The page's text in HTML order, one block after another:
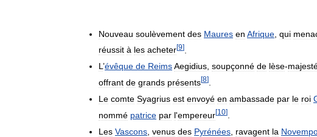
Nouveau soulèvement des Maures en Afrique qui
réussit à les acheter[9]
L’évêque de ReimsAegidius, soupçonné de lèse-
offrant de grands présents[8]
Le comte Syagrius est envoyé en ambassade par le roi
nommé patrice par l'empereur[10]
Les Vascons venus des Pyrénées ravagent la